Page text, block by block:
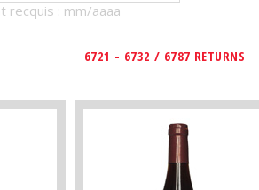
recquis : mm/aaaa
6721 - 6732 / 6787 RETURNS